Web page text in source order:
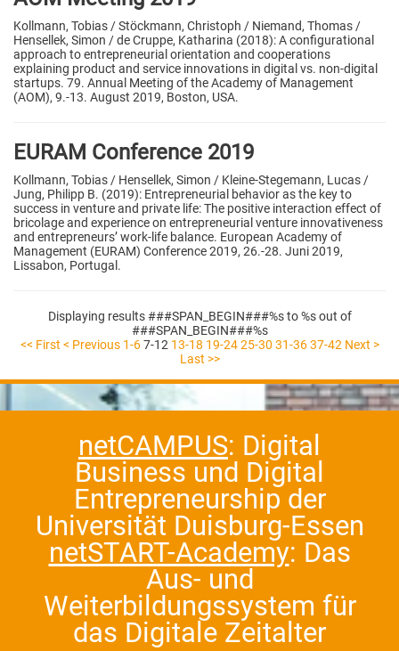
Kollmann, Tobias / Stöckmann, Christoph / Niemand, Thomas /
Hensellek, Simon / de Cruppe, Katharina (2018): A configurational
approach to entrepreneurial orientation and cooperations
explaining product and service innovations in digital vs. non-digital
startups. 79. Annual Meeting of the Academy of Management
(AOM), 9.-13. August 2019, Boston, USA.
EURAM Conference 2019
Kollmann, Tobias / Hensellek, Simon / Kleine-Stegemann, Lucas /
Jung, Philipp B. (2019): Entrepreneurial behavior as the key to
success in venture and private life: The positive interaction effect of
bricolage and experience on entrepreneurial venture innovativeness
and entrepreneurs’ work-life balance. European Academy of
Management (EURAM) Conference 2019, 26.-28. Juni 2019,
Lissabon, Portugal.
Displaying results ###SPAN_BEGIN###%s to %s out of
###SPAN_BEGIN###%s
<< First < Previous 1-6 7-12 13-18 19-24 25-30 31-36 37-42 Next >
Last >>
netCAMPUS: Digital
Business und Digital
Entrepreneurship der
Universität Duisburg-Essen
netSTART-Academy: Das
Aus- und
Weiterbildungssystem für
das Digitale Zeitalter